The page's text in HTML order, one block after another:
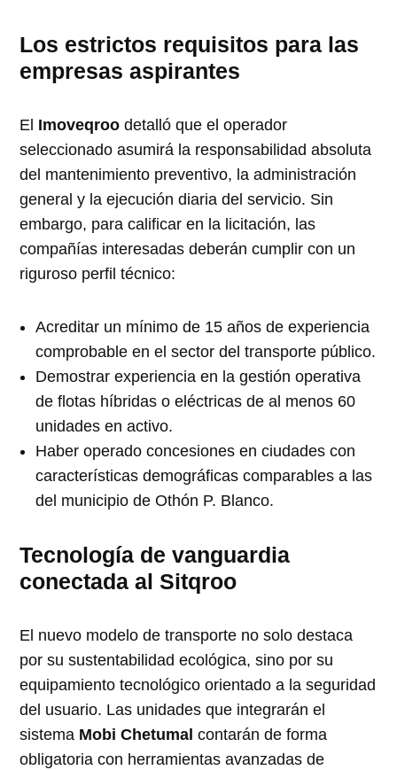
Los estrictos requisitos para las
empresas aspirantes
El Imoveqroo detalló que el operador
seleccionado asumirá la responsabilidad absoluta
del mantenimiento preventivo, la administración
general y la ejecución diaria del servicio. Sin
embargo, para calificar en la licitación, las
compañías interesadas deberán cumplir con un
riguroso perfil técnico:
Acreditar un mínimo de 15 años de experiencia
comprobable en el sector del transporte público.
Demostrar experiencia en la gestión operativa
de flotas híbridas o eléctricas de al menos 60
unidades en activo.
Haber operado concesiones en ciudades con
características demográficas comparables a las
del municipio de Othón P. Blanco.
Tecnología de vanguardia
conectada al Sitqroo
El nuevo modelo de transporte no solo destaca
por su sustentabilidad ecológica, sino por su
equipamiento tecnológico orientado a la seguridad
del usuario. Las unidades que integrarán el
sistema Mobi Chetumal contarán de forma
obligatoria con herramientas avanzadas de